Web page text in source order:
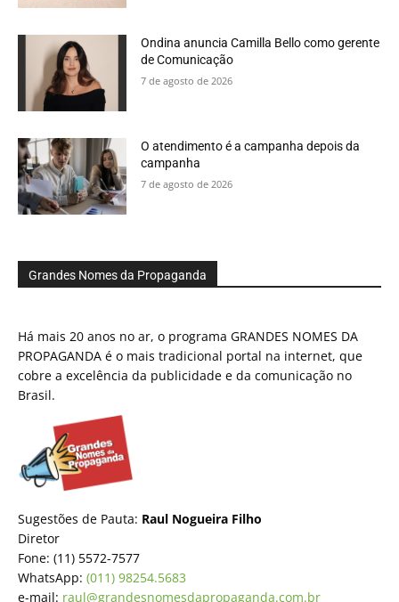
Ondina anuncia Camilla Bello como gerente
de Comunicação
7 de agosto de 2026
O atendimento é a campanha depois da
campanha
7 de agosto de 2026
Grandes Nomes da Propaganda
Há mais 20 anos no ar, o programa GRANDES NOMES DA
PROPAGANDA é o mais tradicional portal na internet, que
cobre a excelência da publicidade e da comunicação no
Brasil.
Sugestões de Pauta: Raul Nogueira Filho
Diretor
Fone: (11) 5572-7577
WhatsApp: (011) 98254.5683
e-mail: raul@grandesnomesdapropaganda.com.br